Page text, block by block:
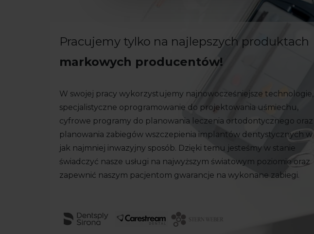
Pracujemy tylko na najlepszych produktach
markowych producentów!
W swojej pracy wykorzystujemy najnowocześniejsze technologie,
specjalistyczne oprogramowanie do projektowania uśmiechu,
cyfrowe programy do planowania leczenia ortodontycznego oraz
planowania zabiegów wszczepienia implantów dentystycznych w
jak najmniej inwazyjny sposób. Dzięki temu jesteśmy w stanie
świadczyć nasze usługi na najwyższym światowym poziomie oraz
zapewnić naszym pacjentom gwarancje na wykonane zabiegi.